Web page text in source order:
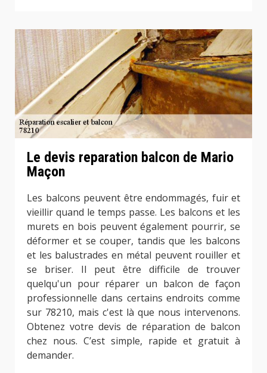
Le devis reparation balcon de Mario
Maçon
Les balcons peuvent être endommagés, fuir et
vieillir quand le temps passe. Les balcons et les
murets en bois peuvent également pourrir, se
déformer et se couper, tandis que les balcons
et les balustrades en métal peuvent rouiller et
se briser. Il peut être difficile de trouver
quelqu'un pour réparer un balcon de façon
professionnelle dans certains endroits comme
sur 78210, mais c'est là que nous intervenons.
Obtenez votre devis de réparation de balcon
chez nous. C’est simple, rapide et gratuit à
demander.